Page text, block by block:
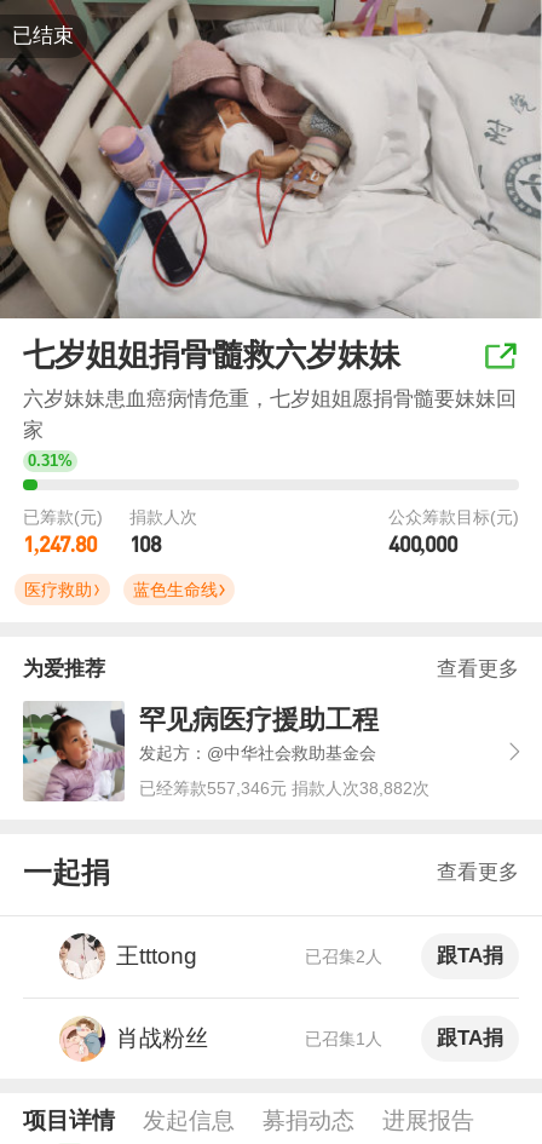
已结束
七岁姐姐捐骨髓救六岁妹妹
六岁妹妹患血癌病情危重，七岁姐姐愿捐骨髓要妹妹回
家
0.31%
已筹款(元)
1,247.80
捐款人次
108
公众筹款目标(元)
400,000
医疗救助 蓝色生命线
查看更多
为爱推荐
罕见病医疗援助工程
发起方：@中华社会救助基金会
已经筹款557,346元 捐款人次38,882次
查看更多
一起捐
王tttong 已召集2人 跟TA捐
肖战粉丝 已召集1人 跟TA捐
项目详情 发起信息 募捐动态 进展报告